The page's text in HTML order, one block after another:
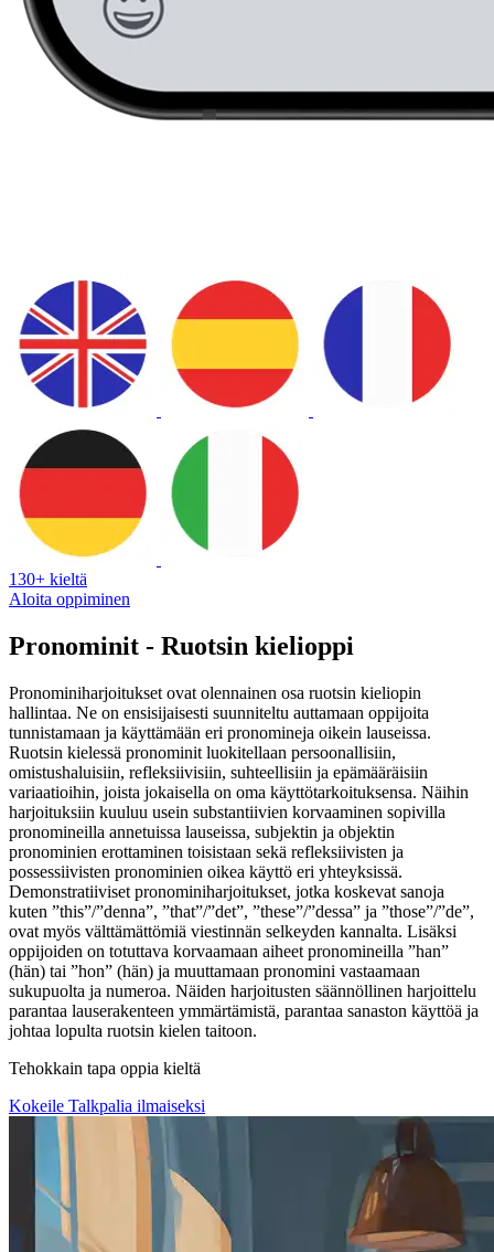
130+ kieltä
Aloita oppiminen
Pronominit - Ruotsin kielioppi
Pronominiharjoitukset ovat olennainen osa ruotsin kieliopin
hallintaa. Ne on ensisijaisesti suunniteltu auttamaan oppijoita
tunnistamaan ja käyttämään eri pronomineja oikein lauseissa.
Ruotsin kielessä pronominit luokitellaan persoonallisiin,
omistushaluisiin, refleksiivisiin, suhteellisiin ja epämääräisiin
variaatioihin, joista jokaisella on oma käyttötarkoituksensa. Näihin
harjoituksiin kuuluu usein substantiivien korvaaminen sopivilla
pronomineilla annetuissa lauseissa, subjektin ja objektin
pronominien erottaminen toisistaan sekä refleksiivisten ja
possessiivisten pronominien oikea käyttö eri yhteyksissä.
Demonstratiiviset pronominiharjoitukset, jotka koskevat sanoja
kuten ”this”/”denna”, ”that”/”det”, ”these”/”dessa” ja ”those”/”de”,
ovat myös välttämättömiä viestinnän selkeyden kannalta. Lisäksi
oppijoiden on totuttava korvaamaan aiheet pronomineilla ”han”
(hän) tai ”hon” (hän) ja muuttamaan pronomini vastaamaan
sukupuolta ja numeroa. Näiden harjoitusten säännöllinen harjoittelu
parantaa lauserakenteen ymmärtämistä, parantaa sanaston käyttöä ja
johtaa lopulta ruotsin kielen taitoon.
Tehokkain tapa oppia kieltä
Kokeile Talkpalia ilmaiseksi